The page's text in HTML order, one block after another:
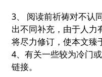
3、 阅读前祈祷对不认
出不同补充，由于人力
将尽力修订，使本文臻
4、有关一些较为冷门
链接。